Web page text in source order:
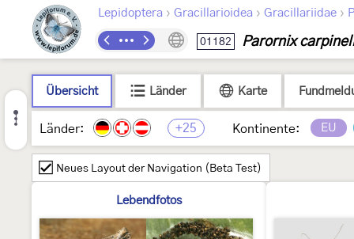
Lepidoptera › Gracillarioidea › Gracillariidae ›
01182 Parornix
Übersicht Länder Karte
Länder: +25 Kontinente: EU
Neues Layout der Navigation (Beta Test)
Lebendfotos